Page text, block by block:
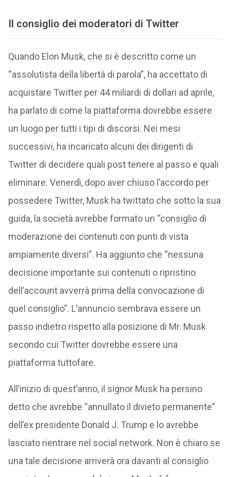
Il consiglio dei moderatori di Twitter
Quando Elon Musk, che si è descritto come un
“assolutista della libertà di parola”, ha accettato di
acquistare Twitter per 44 miliardi di dollari ad aprile,
ha parlato di come la piattaforma dovrebbe essere
un luogo per tutti i tipi di discorsi. Nei mesi
successivi, ha incaricato alcuni dei dirigenti di
Twitter di decidere quali post tenere al passo e quali
eliminare. Venerdì, dopo aver chiuso l’accordo per
possedere Twitter, Musk ha twittato che sotto la sua
guida, la società avrebbe formato un “consiglio di
moderazione dei contenuti con punti di vista
ampiamente diversi”. Ha aggiunto che “nessuna
decisione importante sui contenuti o ripristino
dell’account avverrà prima della convocazione di
quel consiglio”. L’annuncio sembrava essere un
passo indietro rispetto alla posizione di Mr. Musk
secondo cui Twitter dovrebbe essere una
piattaforma tuttofare.
All’inizio di quest’anno, il signor Musk ha persino
detto che avrebbe “annullato il divieto permanente”
dell’ex presidente Donald J. Trump e lo avrebbe
lasciato rientrare nel social network. Non è chiaro se
una tale decisione arriverà ora davanti al consiglio